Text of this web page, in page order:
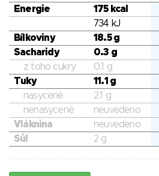
Energie 175 kcal
734 kJ
Bílkoviny
18.5 g
Sacharidy
0.3 g
z toho cukry
0.1 g
Tuky
11.1 g
nasycené
2.1 g
nenasycené
neuvedeno
Vláknina
neuvedeno
Sůl
2 g